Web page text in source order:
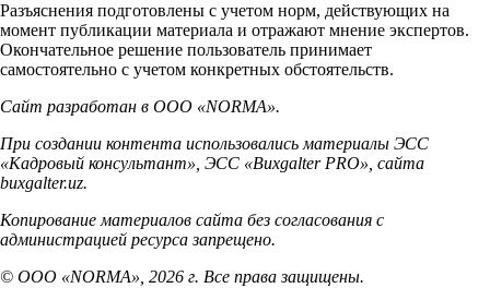
Разъяснения подготовлены с учетом норм, действующих на
момент публикации материала и отражают мнение экспертов.
Окончательное решение пользователь принимает
самостоятельно с учетом конкретных обстоятельств.
Сайт разработан в ООО «NORMA».
При создании контента использовались материалы ЭСС
«Кадровый консультант», ЭСС «Buxgalter PRO», сайта
buxgalter.uz.
Копирование материалов сайта без согласования с
администрацией ресурса запрещено.
© ООО «NORMA», 2026 г. Все права защищены.